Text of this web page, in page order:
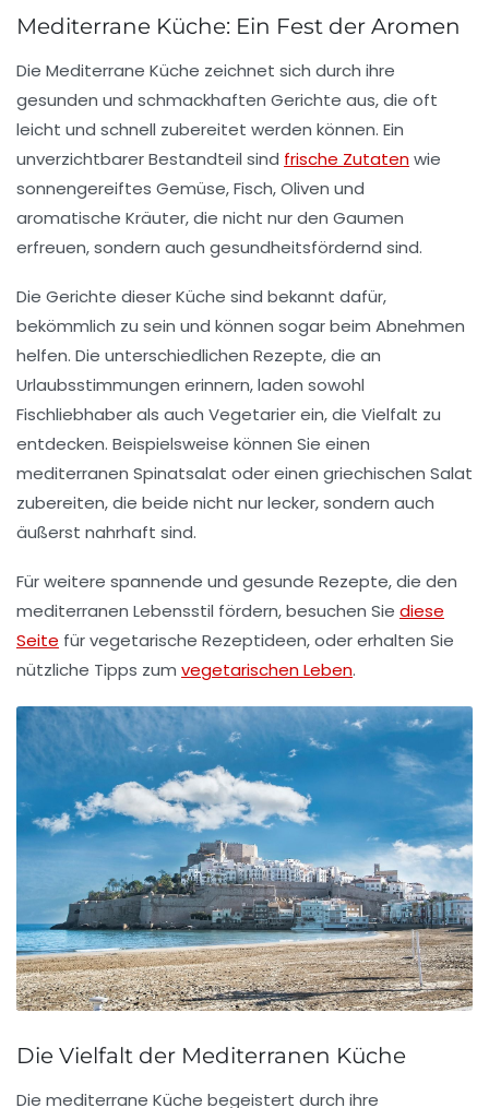
Mediterrane Küche: Ein Fest der Aromen
Die Mediterrane Küche zeichnet sich durch ihre
gesunden und schmackhaften Gerichte aus, die oft
leicht und schnell zubereitet werden können. Ein
unverzichtbarer Bestandteil sind frische Zutatenwie
sonnengereiftes Gemüse, Fisch, Oliven und
aromatische Kräuter, die nicht nur den Gaumen
erfreuen, sondern auch gesundheitsfördernd sind.
Die Gerichte dieser Küche sind bekannt dafür,
bekömmlich zu sein und können sogar beim Abnehmen
helfen. Die unterschiedlichen Rezepte, die an
Urlaubsstimmungen erinnern, laden sowohl
Fischliebhaberals auch Vegetarierein, die Vielfalt zu
entdecken. Beispielsweise können Sie einen
mediterranen Spinatsalat oder einen griechischen Salat
zubereiten, die beide nicht nur lecker, sondern auch
äußerst nahrhaft sind.
Für weitere spannende und gesunde Rezepte, die den
mediterranen Lebensstil fördern, besuchen Sie diese
Seite für vegetarische Rezeptideen, oder erhalten Sie
nützliche Tipps zum vegetarischen Leben.
Die Vielfalt der Mediterranen Küche
Die mediterrane Küche begeistert durch ihre